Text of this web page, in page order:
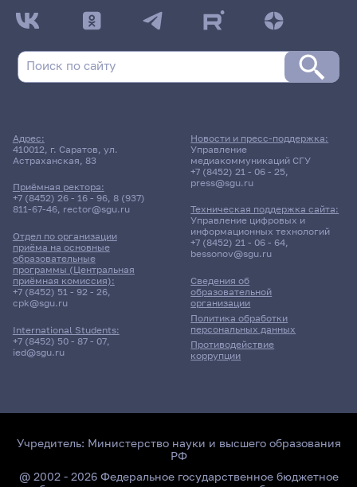
Адрес:
410012, г. Саратов, ул.
Астраханская, 83
Приёмная ректора:
+7 (8452) 26 - 16 - 96, 8 (937)
811-67-46, rector@sgu.ru
Отдел по организации
приёма на основные
образовательные
программы (Центральная
приёмная комиссия):
+7 (8452) 51 - 92 - 26,
cpk@sgu.ru
International Students:
+7 (8452) 50 - 87 - 07,
ied@sgu.ru
Сведения об
образовательной
организации
Политика обработки
персональных данных
Противодействие
коррупции
Новости и пресс-поддержка:
Управление
медиакоммуникаций СГУ
+7 (8452) 21 - 06 - 25,
press@sgu.ru
Техническая поддержка сайта:
Управление цифровых и
информационных технологий
+7 (8452) 21 - 06 - 64,
bessonov@sgu.ru
Учредитель: Министерство науки и высшего образования
РФ
@ 2002 - 2026 Федеральное государственное бюджетное